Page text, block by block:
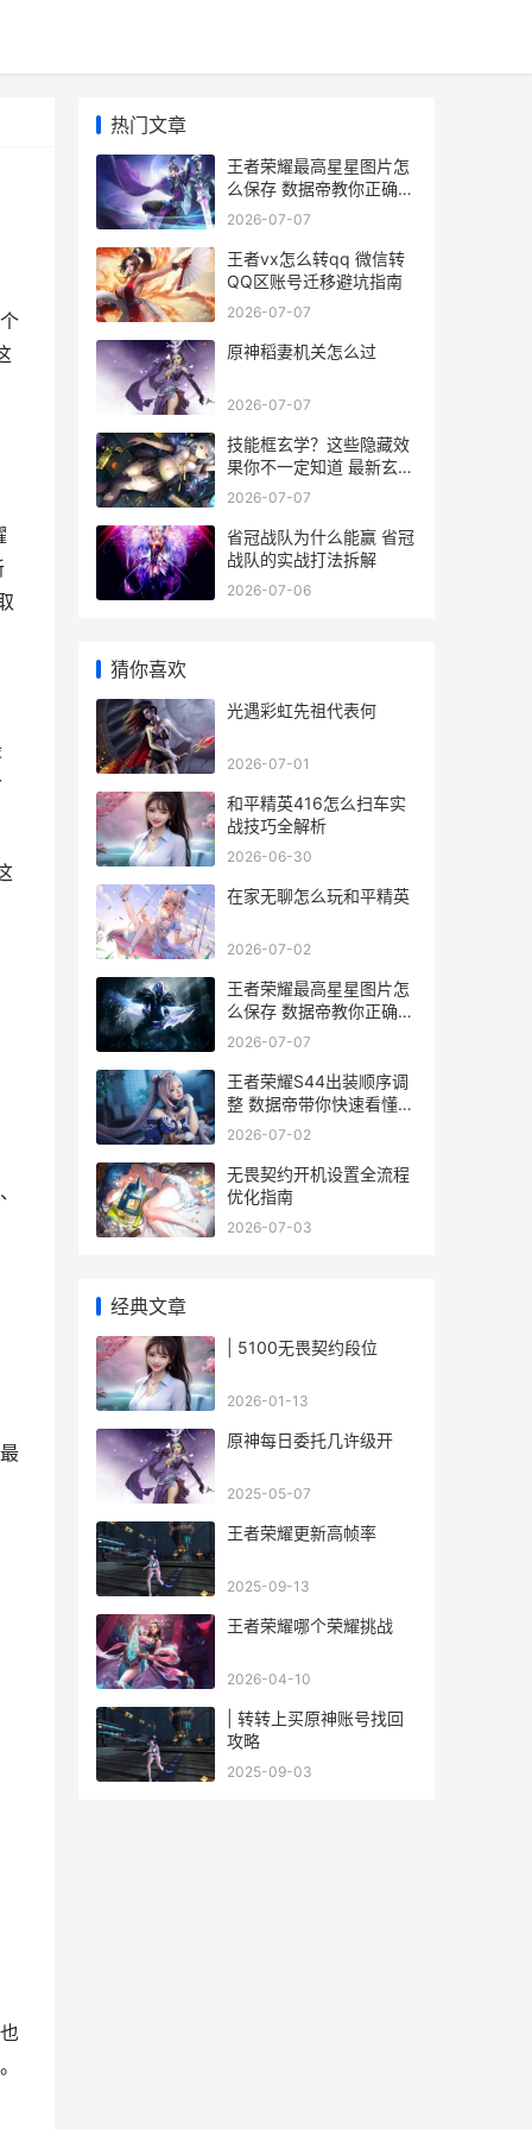
热门文章
王者荣耀最高星星图片怎
么保存 数据帝教你正确截
屏姿势
2026-07-07
王者vx怎么转qq 微信转
QQ区账号迁移避坑指南
2026-07-07
原神稻妻机关怎么过
2026-07-07
技能框玄学？这些隐藏效
果你不一定知道 最新玄学
指南来啦
2026-07-07
省冠战队为什么能赢 省冠
战队的实战打法拆解
2026-07-06
猜你喜欢
光遇彩虹先祖代表何
2026-07-01
和平精英416怎么扫车实
战技巧全解析
2026-06-30
在家无聊怎么玩和平精英
2026-07-02
王者荣耀最高星星图片怎
么保存 数据帝教你正确截
屏姿势
2026-07-07
王者荣耀S44出装顺序调
整 数据帝带你快速看懂版
本变化
2026-07-02
无畏契约开机设置全流程
优化指南
2026-07-03
经典文章
| 5100无畏契约段位
2026-01-13
原神每日委托几许级开
2025-05-07
王者荣耀更新高帧率
2025-09-13
王者荣耀哪个荣耀挑战
2026-04-10
| 转转上买原神账号找回
攻略
2025-09-03